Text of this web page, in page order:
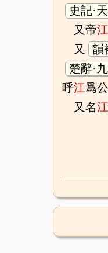
史記·
又帝江
又
韻
楚辭·
呼江爲公
又名